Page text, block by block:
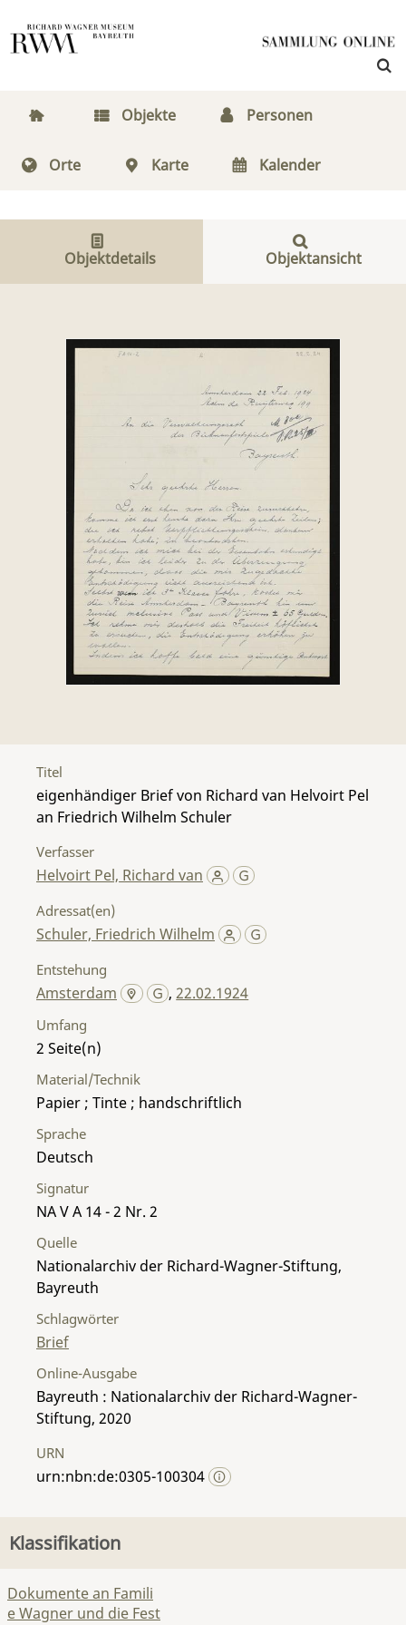
Objekte Personen
Orte Karte Kalender
Objektdetails Objektansicht
Titel
eigenhändiger Brief von Richard van Helvoirt Pel
an Friedrich Wilhelm Schuler
Verfasser
Helvoirt Pel, Richard van
Adressat(en)
Schuler, Friedrich Wilhelm
Entstehung
Amsterdam ,22.02.1924
Umfang
2
Material/Technik
Papier ; Tinte ; handschriftlich
Sprache
Deutsch
Signatur
NA V A 14 - 2 Nr. 2
Quelle
Nationalarchiv der Richard-Wagner-Stiftung,
Bayreuth
Schlagwörter
Brief
Online-Ausgabe
Bayreuth : Nationalarchiv der Richard-Wagner-
Stiftung, 2020
URN
urn:nbn:de:0305-100304
Klassifikation
Dokumente an Famili
e Wagner und die Fest